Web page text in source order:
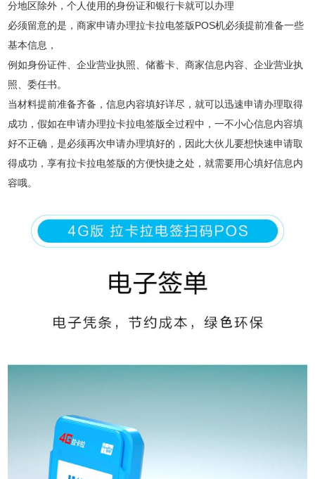
分地区除外，个人使用的身份证和银行卡就可以办理
必须留意的是，商家申请办理拉卡拉电签版POS机必须提前准备一些
基本信息，
例如身份证件、企业营业执照、储蓄卡、商家信息内容、企业营业执
照、委任书。
当材料提前准备齐备，信息内容填好详尽，就可以迅速申请办理取得
成功，假如在申请办理拉卡拉电签版全过程中，一不小心信息内容填
好不正确，是必须再次申请办理填好的，因此大伙儿要想快速申请取
得成功，享有拉卡拉电签版的方便快捷之处，就需要用心填好信息内
容哦。